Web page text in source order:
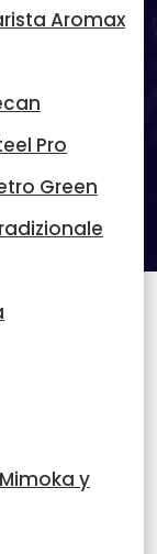
Aromax
Pro
Green
y